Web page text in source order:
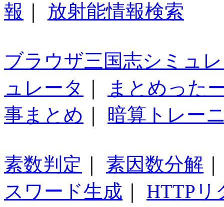
報
放射能情報検索
ブラウザ三国志シミュ
ュレータ
まとめった
事まとめ
暗算トレー
素数判定 素因数分解
スワード生成
HTTPリ